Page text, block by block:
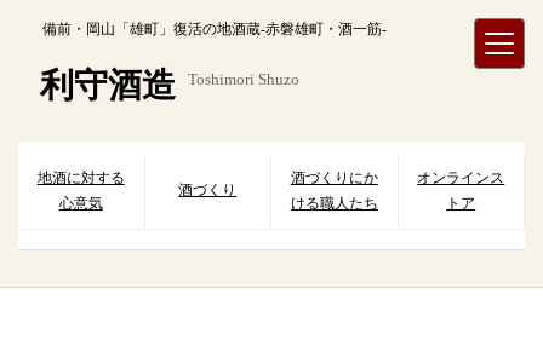
備前・岡山「雄町」復活の地酒蔵-赤磐雄町・酒一筋-
利守酒造 Toshimori Shuzo
地酒に対する
心意気
酒づくり
酒づくりにか
ける職人たち
オンラインス
トア